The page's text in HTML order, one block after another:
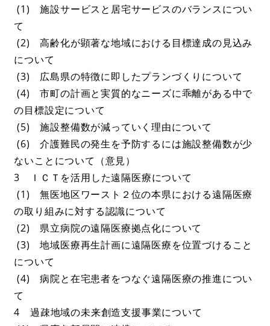
(1) 施設サービスと居宅サービスのバランスについ
て
(2) 高齢化が顕著な地域における目標達成の見込み
について
(3) 広島県の特徴に即したプランづくりについて
(4) 市町の計画と実質的なニーズに乖離がある中で
の目標設定について
(5) 施設整備数が減っていく理由について
(6) 介護難民の発生を予防するには施設整備数が少
ないことについて（意見）
3 ＩＣＴを活用した遠隔医療について
(1) 無医地区ワースト２位の本県における遠隔医療
の取り組みに対する認識について
(2) 県立病院の遠隔医療拠点化について
(3) 地域医療再生計画に遠隔医療を位置づけること
について
(4) 病院と在宅患者をつなぐ遠隔医療の推進につい
て
4 過疎地域の未来創造支援事業について